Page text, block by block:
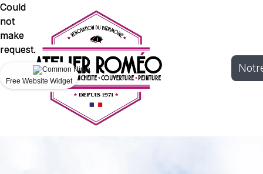
Could
not
make
request.
Free Website Widget
Could
not
make
request.
Free Website Widget